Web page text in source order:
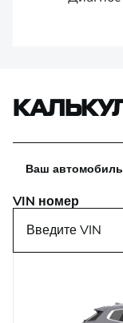
Ваш автомобиль
VIN номер